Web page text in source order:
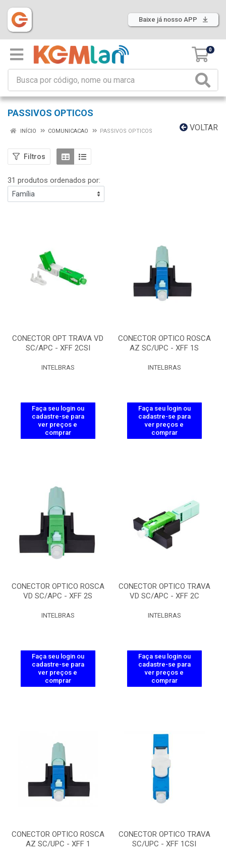
Baixe já nosso APP
0
PASSIVOS OPTICOS
VOLTAR
INÍCIO COMUNICACAO PASSIVOS OPTICOS
Filtros
31 produtos ordenados por:
CONECTOR OPT TRAVA VD
SC/APC - XFF 2CSI
INTELBRAS
Faça seu login ou
cadastre-se para
ver preços e
comprar
CONECTOR OPTICO ROSCA
AZ SC/UPC - XFF 1S
INTELBRAS
Faça seu login ou
cadastre-se para
ver preços e
comprar
CONECTOR OPTICO ROSCA
VD SC/APC - XFF 2S
INTELBRAS
Faça seu login ou
cadastre-se para
ver preços e
comprar
CONECTOR OPTICO TRAVA
VD SC/APC - XFF 2C
INTELBRAS
Faça seu login ou
cadastre-se para
ver preços e
comprar
CONECTOR OPTICO ROSCA
AZ SC/UPC - XFF 1
CONECTOR OPTICO TRAVA
SC/UPC - XFF 1CSI